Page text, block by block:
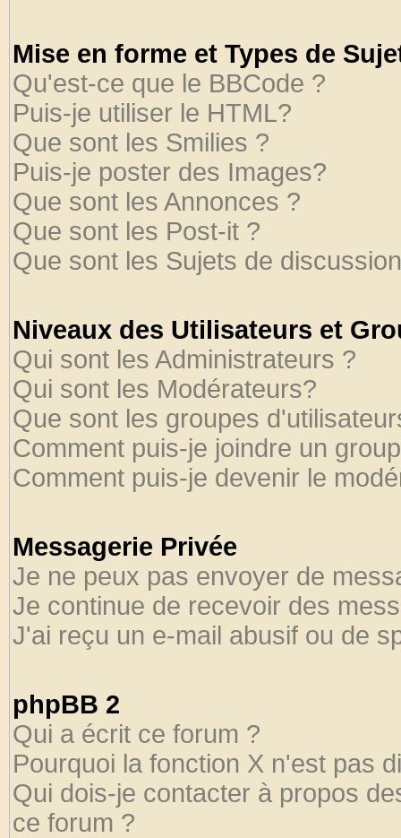
Mise en forme et Types de
Qu'est-ce que le BBCode ?
Puis-je utiliser le HTML?
Que sont les Smilies ?
Puis-je poster des Images?
Que sont les Annonces ?
Que sont les Post-it ?
Que sont les Sujets de
Niveaux des Utilisateurs et
Qui sont les Administrateurs ?
Qui sont les Modérateurs?
Que sont les groupes
Comment puis-je joindre un
Comment puis-je devenir le
Messagerie Privée
Je ne peux pas envoyer de
Je continue de recevoir des
J'ai reçu un e-mail abusif ou de
phpBB 2
Qui a écrit ce forum ?
Pourquoi la fonction X n'est pas
Qui dois-je contacter à propos
ce forum ?